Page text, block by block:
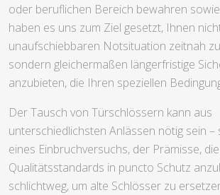
oder beruflichen Bereich bewahren
haben es uns zum Ziel gesetzt, Ihnen
unaufschiebbaren Notsituation zeitnah
sondern gleichermaßen längerfristige
anzubieten, die Ihren speziellen
Der Tausch von Türschlössern kann aus
unterschiedlichsten Anlässen nötig sein –
eines Einbruchversuchs, der Prämisse, die
Qualitätsstandards in puncto Schutz
schlichtweg, um alte Schlösser zu